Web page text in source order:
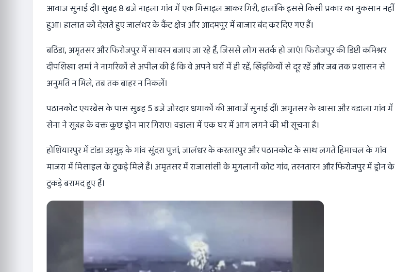
आवाज सुनाई दी। सुबह 8 बजे नाहला गांव में एक मिसाइल आकर गिरी, हालांकि इससे किसी प्रकार का नुकसान नहीं
हुआ। हालात को देखते हुए जालंधर के कैंट क्षेत्र और आदमपुर में बाजार बंद कर दिए गए हैं।
बठिंडा, अमृतसर और फिरोजपुर में सायरन बजाए जा रहे हैं, जिससे लोग सतर्क हो जाएं। फिरोजपुर की डिप्टी कमिश्नर
दीपशिखा शर्मा ने नागरिकों से अपील की है कि वे अपने घरों में ही रहें, खिड़कियों से दूर रहें और जब तक प्रशासन से
अनुमति न मिले, तब तक बाहर न निकलें।
पठानकोट एयरबेस के पास सुबह 5 बजे जोरदार धमाकों की आवाजें सुनाई दीं। अमृतसर के खासा और वडाला गांव में
सेना ने सुबह के वक्त कुछ ड्रोन मार गिराए। वडाला में एक घर में आग लगने की भी सूचना है।
होशियारपुर में टांडा उड़मुड़ के गांव सुंदरा पुत्तां, जालंधर के करतारपुर और पठानकोट के साथ लगते हिमाचल के गांव
माजरा में मिसाइल के टुकड़े मिले हैं। अमृतसर में राजासांसी के मुगलानी कोट गांव, तरनतारन और फिरोजपुर में ड्रोन के
टुकड़े बरामद हुए हैं।